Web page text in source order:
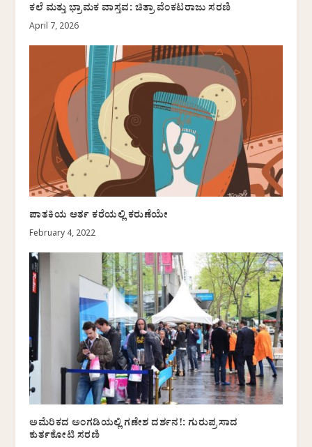
ಕಲೆ ಮತ್ತು ಭ್ರಾಮಕ ವಾಸ್ತವ: ಚಿತ್ರಾ ವೆಂಕಟರಾಜು ಸರಣಿ
April 7, 2026
ಪಾತಕಿಯ ಆರ್ತ ಕರೆಯಲ್ಲಿ ಕರುಣೆಯೇ
February 4, 2022
ಅಮೆರಿಕದ ಅಂಗಡಿಯಲ್ಲಿ ಗಣೇಶ ದರ್ಶನ!: ಗುರುಪ್ರಸಾದ
ಕುರ್ತಕೋಟಿ ಸರಣಿ